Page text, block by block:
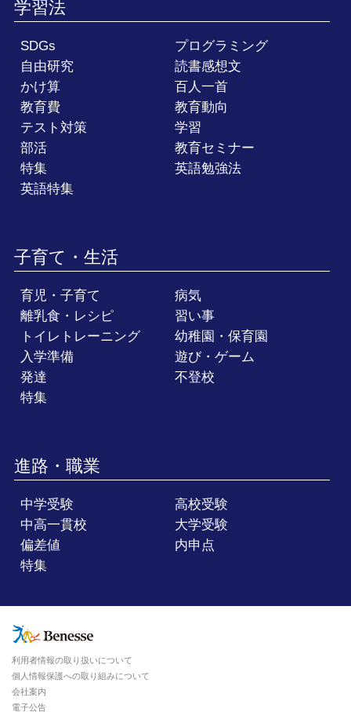
学習法
SDGs
プログラミング
自由研究
読書感想文
かけ算
百人一首
教育費
教育動向
テスト対策
学習
部活
教育セミナー
特集
英語勉強法
英語特集
子育て・生活
育児・子育て
病気
離乳食・レシピ
習い事
トイレトレーニング
幼稚園・保育園
入学準備
遊び・ゲーム
発達
不登校
特集
進路・職業
中学受験
高校受験
中高一貫校
大学受験
偏差値
内申点
特集
利用者情報の取り扱いについて
個人情報保護への取り組みについて
会社案内
電子公告